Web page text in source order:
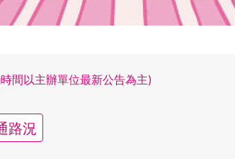
間以主辦單位最新公告為主)
路況